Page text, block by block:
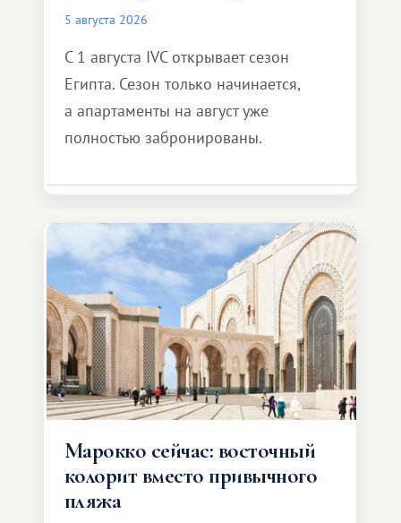
5 августа 2026
С 1 августа IVC открывает сезон
Египта. Сезон только начинается,
а апартаменты на август уже
полностью забронированы.
Марокко сейчас: восточный
колорит вместо привычного
пляжа